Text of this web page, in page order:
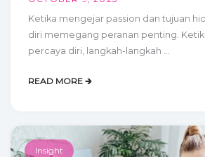
Ketika mengejar passion dan tujuan
diri memegang peranan penting.
percaya diri, langkah-langkah ...
READ MORE 🡲
Insight